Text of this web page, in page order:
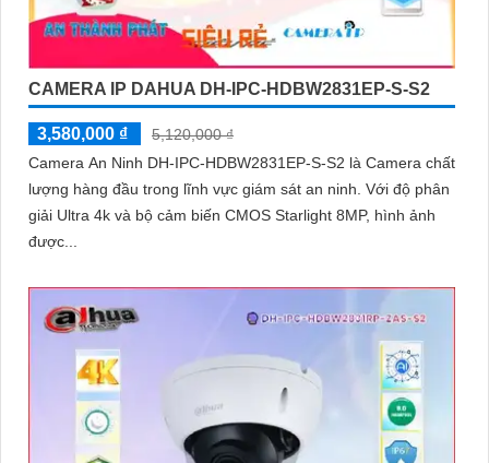
CAMERA IP DAHUA DH-IPC-HDBW2831EP-S-S2
3,580,000 ₫
5,120,000 ₫
Camera An Ninh DH-IPC-HDBW2831EP-S-S2 là Camera chất
lượng hàng đầu trong lĩnh vực giám sát an ninh. Với độ phân
giải Ultra 4k và bộ cảm biến CMOS Starlight 8MP, hình ảnh
được...